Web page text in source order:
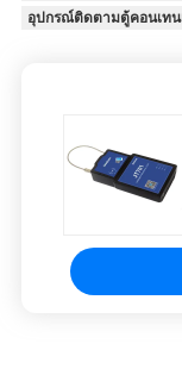
อุปกรณ์ติดตามตู้คอนเทน